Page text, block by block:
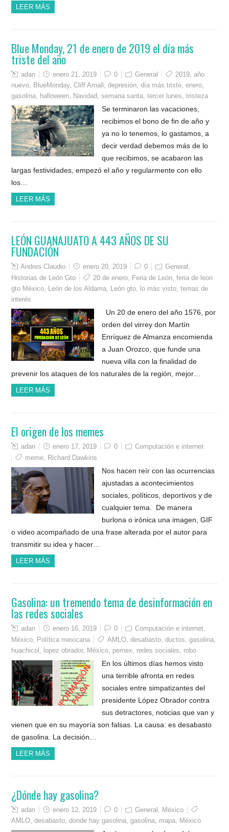
LEER MÁS
Blue Monday, 21 de enero de 2019 el día más
triste del año
adan enero 21, 2019 0 General 2019,año
nuevo, BlueMonday,Cliff Arnall ,depresión,día más triste,enero,
gasolina, halloween, Navidad,semana santa,tercer lunes,tristeza
Se terminaron las vacaciones,
recibimos el bono de fin de año y
ya no lo tenemos, lo gastamos, a
decir verdad debemos más de lo
que recibimos, se acabaron las
largas festividades, empezó el año y regularmente con ello
los…
LEER MÁS
LEÓN GUANAJUATO A 443 AÑOS DE SU
FUNDACIÓN
Andres Claudio enero 20, 2019 0 General ,
Historias de León Gto
20 de enero, Feria de León,feria de leon
gto México, León de los Aldama, León gto, lo más visto,temas de
interés
Un 20 de enero del año 1576, por
orden del virrey don Martín
Enríquez de Almanza encomienda
a Juan Orozco, que funde una
nueva villa con la finalidad de
prevenir los ataques de los naturales de la región, mejor…
LEER MÁS
El origen de los memes
adan enero 17, 2019 0
Computación e internet
meme, Richard Dawkins
Nos hacen reír con las ocurrencias
ajustadas a acontecimientos
sociales, políticos, deportivos y de
cualquier tema. De manera
burlona o irónica una imagen, GIF
o video acompañado de una frase alterada por el autor para
transmitir su idea y hacer…
LEER MÁS
Gasolina: un tremendo tema de desinformación en
las redes sociales
adan enero 16, 2019 0 Computación e internet,
México, Política mexicana AMLO,desabasto,ductos,gasolina,
huachicol , lopez obrador, México, pemex, redes sociales, robo
En los últimos días hemos visto
una terrible afronta en redes
sociales entre simpatizantes del
presidente López Obrador contra
sus detractores, noticias que van y
vienen que en su mayoría son falsas. La causa: es desabasto
de gasolina. La decisión…
LEER MÁS
¿Dónde hay gasolina?
adan enero 12, 2019 0 General , México
AMLO,desabasto,donde hay gasolina,gasolina, mapa, México